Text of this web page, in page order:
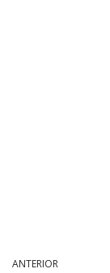
ANTERIOR